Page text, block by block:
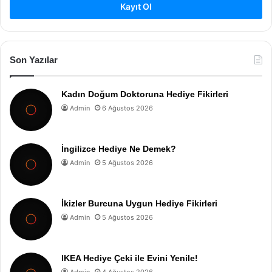
Kayıt Ol
Son Yazılar
Kadın Doğum Doktoruna Hediye Fikirleri
Admin 6 Ağustos 2026
İngilizce Hediye Ne Demek?
Admin 5 Ağustos 2026
İkizler Burcuna Uygun Hediye Fikirleri
Admin 5 Ağustos 2026
IKEA Hediye Çeki ile Evini Yenile!